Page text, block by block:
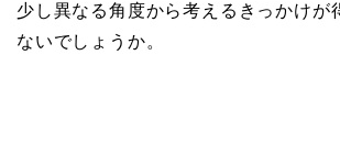
少し異なる角度から考えるきっかけが
ないでしょうか。